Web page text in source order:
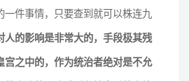
一件事情，只要查到就可以株连九
人的影响是非常大的，手段极其残
宫之中的，作为统治者绝对是不允